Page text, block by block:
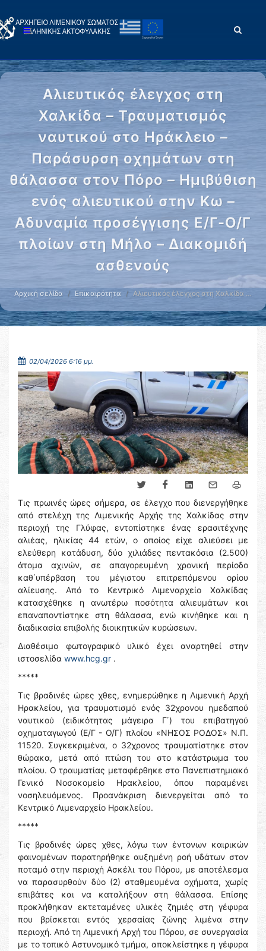
Αλιευτικός έλεγχος στη
Χαλκίδα – Τραυματισμός
ναυτικού στο Ηράκλειο –
Παράσυρση οχημάτων στη
θάλασσα στον Πόρο – Ημιβύθιση
ενός αλιευτικού στην Κω –
Αδυναμία προσέγγισης Ε/Γ-Ο/Γ
πλοίων στη Μήλο – Διακομιδή
ασθενούς
Αρχική σελίδα Επικαιρότητα Αλιευτικός έλεγχος στη Χαλκίδα …
02/04/2026 6:16 μμ.
Τις πρωινές ώρες σήμερα, σε έλεγχο που διενεργήθηκε
από στελέχη της Λιμενικής Αρχής της Χαλκίδας στην
περιοχή της Γλύφας, εντοπίστηκε ένας ερασιτέχνης
αλιέας, ηλικίας 44 ετών, ο οποίος είχε αλιεύσει με
ελεύθερη κατάδυση, δύο χιλιάδες πεντακόσια (2.500)
άτομα αχινών, σε απαγορευμένη χρονική περίοδο
καθ΄υπέρβαση του μέγιστου επιτρεπόμενου ορίου
αλίευσης. Από το Κεντρικό Λιμεναρχείο Χαλκίδας
κατασχέθηκε η ανωτέρω ποσότητα αλιευμάτων και
επαναποντίστηκε στη θάλασσα, ενώ κινήθηκε και η
διαδικασία επιβολής διοικητικών κυρώσεων.
Διαθέσιμο φωτογραφικό υλικό έχει αναρτηθεί στην
ιστοσελίδα www.hcg.gr .
*****
Τις βραδινές ώρες χθες, ενημερώθηκε η Λιμενική Αρχή
Ηρακλείου, για τραυματισμό ενός 32χρονου ημεδαπού
ναυτικού (ειδικότητας μάγειρα Γ΄) του επιβατηγού
οχηματαγωγού (Ε/Γ - Ο/Γ) πλοίου «ΝΗΣΟΣ ΡΟΔΟΣ» Ν.Π.
11520. Συγκεκριμένα, ο 32χρονος τραυματίστηκε στον
θώρακα, μετά από πτώση του στο κατάστρωμα του
πλοίου. Ο τραυματίας μεταφέρθηκε στο Πανεπιστημιακό
Γενικό Νοσοκομείο Ηρακλείου, όπου παραμένει
νοσηλευόμενος. Προανάκριση διενεργείται από το
Κεντρικό Λιμεναρχείο Ηρακλείου.
*****
Τις βραδινές ώρες χθες, λόγω των έντονων καιρικών
φαινομένων παρατηρήθηκε αυξημένη ροή υδάτων στον
ποταμό στην περιοχή Ασκέλι του Πόρου, με αποτέλεσμα
να παρασυρθούν δύο (2) σταθμευμένα οχήματα, χωρίς
επιβάτες και να καταλήξουν στη θάλασσα. Επίσης
προκλήθηκαν εκτεταμένες υλικές ζημιές στη γέφυρα
που βρίσκεται εντός χερσαίας ζώνης λιμένα στην
περιοχή. Από τη Λιμενική Αρχή του Πόρου, σε συνεργασία
με το τοπικό Αστυνομικό τμήμα, αποκλείστηκε η γέφυρα